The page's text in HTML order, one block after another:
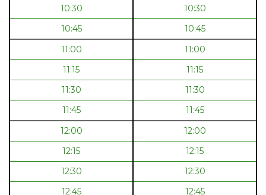
10:30
10:30
10:45
10:45
11:00
11:00
11:15
11:15
11:30
11:30
11:45
11:45
12:00
12:00
12:15
12:15
12:30
12:30
12:45
12:45